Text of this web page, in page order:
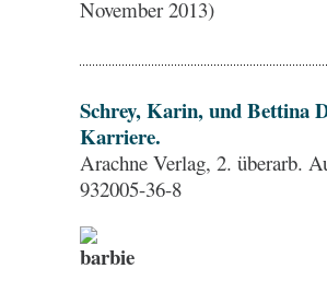
November 2013)
Schrey, Karin, und Bettina
Karriere.
Arachne Verlag, 2. überarb.
932005-36-8